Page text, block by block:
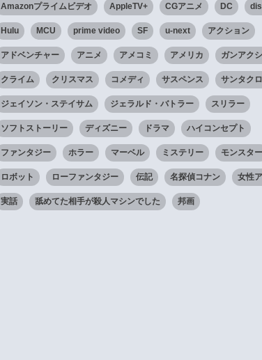
Amazonプライムビデオ AppleTV+ CGアニメ DC
Hulu MCU prime video SF u-next アクション
アドベンチャー アニメ アメコミ アメリカ ガンアク
クライム クリスマス コメディ サスペンス サンタク
ジェイソン・ステイサム ジェラルド・バトラー スリラー
ソフトストーリー ディズニー ドラマ ハイコンセプト
ファンタジー ホラー マーベル ミステリー モンスター
ロボット ローファンタジー 伝記 名探偵コナン 女性
実話 舐めてた相手が殺人マシンでした 邦画